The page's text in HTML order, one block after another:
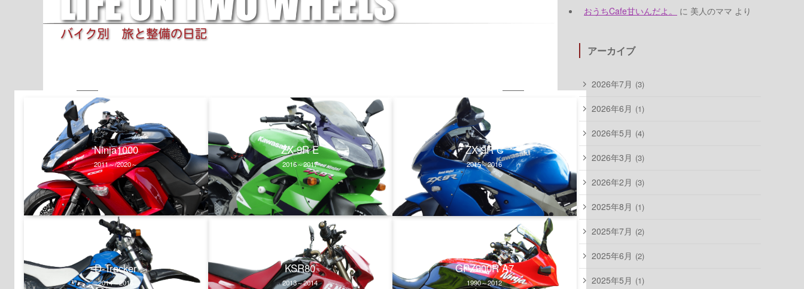
Ninja1000
2011～/2020～
ZX-9R E
2016～2017
ZX-9R C
2015～2016
D-Tracker
2014～2015
KSR80
2013～2014
GPZ900R A7
1990～2012
おうちCafe甘いんだよ。
に 美人のママ より
アーカイブ
2026年7月 (3)
2026年6月 (1)
2026年5月 (4)
2026年3月 (3)
2026年2月 (3)
2025年8月 (1)
2025年7月 (2)
2025年6月 (2)
2025年5月 (1)